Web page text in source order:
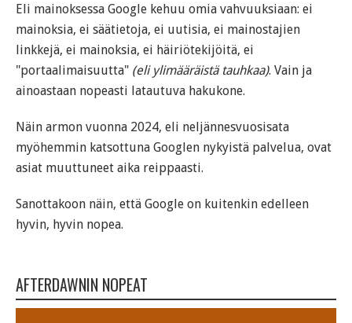
Eli mainoksessa Google kehuu omia vahvuuksiaan: ei
mainoksia, ei säätietoja, ei uutisia, ei mainostajien
linkkejä, ei mainoksia, ei häiriötekijöitä, ei
"portaalimaisuutta" (eli ylimääräistä tauhkaa). Vain ja
ainoastaan nopeasti latautuva hakukone.
Näin armon vuonna 2024, eli neljännesvuosisata
myöhemmin katsottuna Googlen nykyistä palvelua, ovat
asiat muuttuneet aika reippaasti.
Sanottakoon näin, että Google on kuitenkin edelleen
hyvin, hyvin nopea.
AFTERDAWNIN NOPEAT